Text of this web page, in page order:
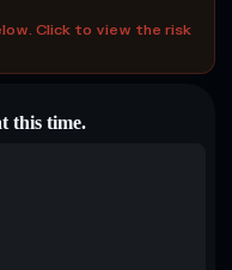
Click to view the risk
this time.